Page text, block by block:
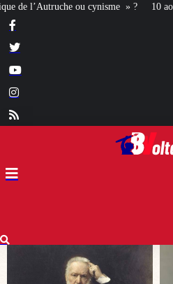
10 août 1792 : Bonaparte découvre la